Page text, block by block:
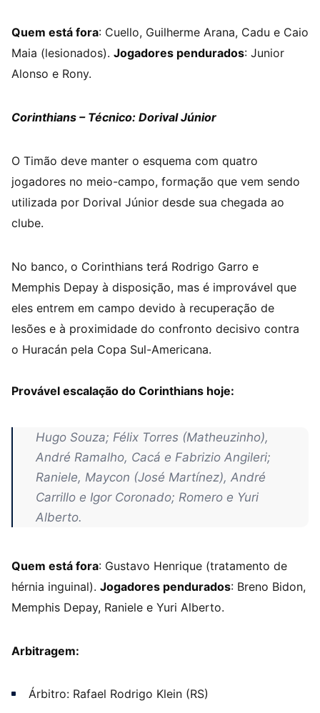
Quem está fora: Cuello, Guilherme Arana, Cadu e Caio
Maia (lesionados). Jogadores pendurados: Junior
Alonso e Rony.
Corinthians – Técnico: Dorival Júnior
O Timão deve manter o esquema com quatro
jogadores no meio-campo, formação que vem sendo
utilizada por Dorival Júnior desde sua chegada ao
clube.
No banco, o Corinthians terá Rodrigo Garro e
Memphis Depay à disposição, mas é improvável que
eles entrem em campo devido à recuperação de
lesões e à proximidade do confronto decisivo contra
o Huracán pela Copa Sul-Americana.
Provável escalação do Corinthians hoje:
Hugo Souza; Félix Torres (Matheuzinho),
André Ramalho, Cacá e Fabrizio Angileri;
Raniele, Maycon (José Martínez), André
Carrillo e Igor Coronado; Romero e Yuri
Alberto.
Quem está fora: Gustavo Henrique (tratamento de
hérnia inguinal). Jogadores pendurados: Breno Bidon,
Memphis Depay, Raniele e Yuri Alberto.
Arbitragem:
Árbitro: Rafael Rodrigo Klein (RS)